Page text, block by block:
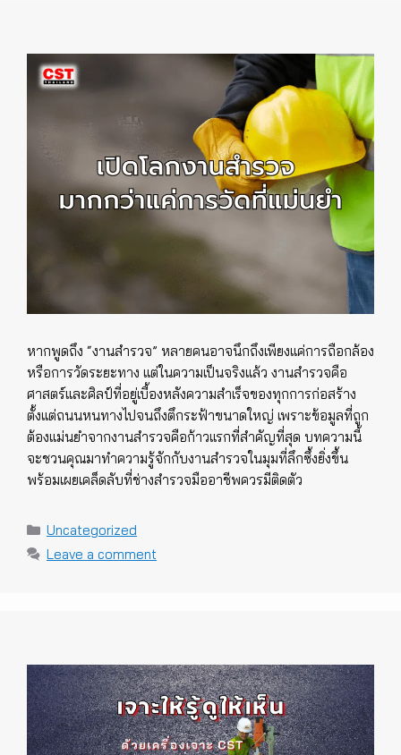
หากพูดถึง “งานสำรวจ” หลายคนอาจนึกถึงเพียงแค่การถือกล้อง
หรือการวัดระยะทาง แต่ในความเป็นจริงแล้ว งานสำรวจคือ
ศาสตร์และศิลป์ที่อยู่เบื้องหลังความสำเร็จของทุกการก่อสร้าง
ตั้งแต่ถนนหนทางไปจนถึงตึกระฟ้าขนาดใหญ่ เพราะข้อมูลที่ถูก
ต้องแม่นยำจากงานสำรวจคือก้าวแรกที่สำคัญที่สุด บทความนี้
จะชวนคุณมาทำความรู้จักกับงานสำรวจในมุมที่ลึกซึ้งยิ่งขึ้น
พร้อมเผยเคล็ดลับที่ช่างสำรวจมืออาชีพควรมีติดตัว
Categories
Uncategorized
Leave a comment